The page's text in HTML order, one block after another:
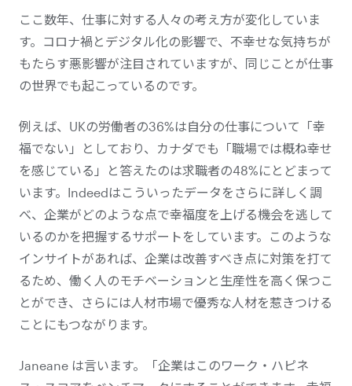
ここ数年、仕事に対する人々の考え方が変化していま
す。コロナ禍とデジタル化の影響で、不幸せな気持ちが
もたらす悪影響が注目されていますが、同じことが仕事
の世界でも起こっているのです。
例えば、UKの労働者の36%は自分の仕事について「幸
福でない」としており、カナダでも「職場では概ね幸せ
を感じている」と答えたのは求職者の48%にとどまって
います。Indeedはこういったデータをさらに詳しく調
べ、企業がどのような点で幸福度を上げる機会を逃して
いるのかを把握するサポートをしています。このような
インサイトがあれば、企業は改善すべき点に対策を打て
るため、働く人のモチベーションと生産性を高く保つこ
とができ、さらには人材市場で優秀な人材を惹きつける
ことにもつながります。
Janeane は言います。「企業はこのワーク・ハピネ